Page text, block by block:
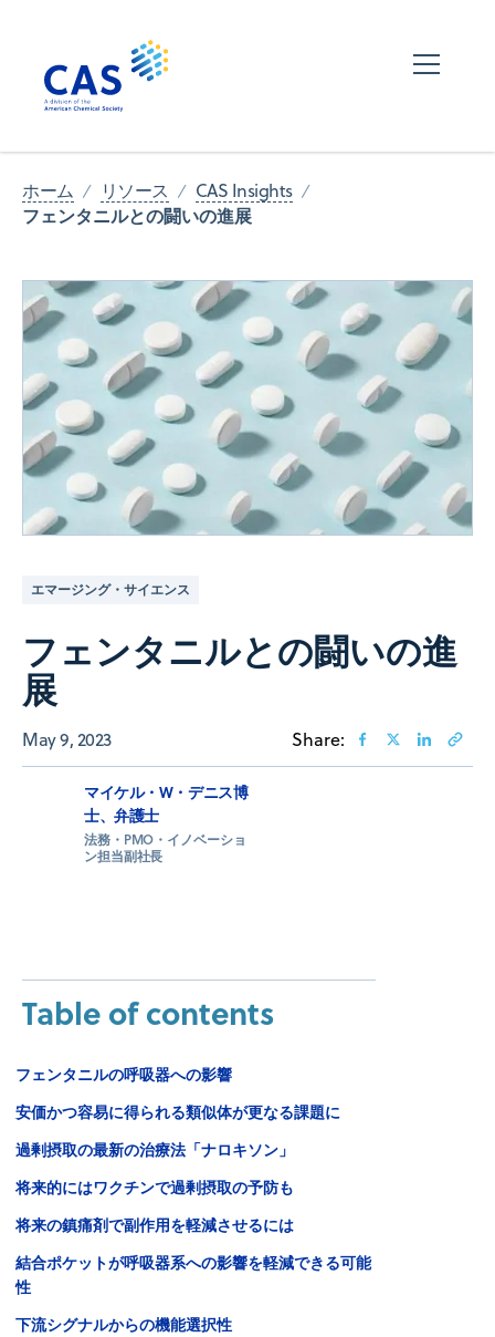
ホーム リソース CAS Insights
フェンタニルとの闘いの進展
エマージング・サイエンス
フェンタニルとの闘いの進
展
May 9, 2023 Share:
マイケル・W・デニス博
士、弁護士
法務・PMO・イノベーショ
ン担当副社長
Table of contents
フェンタニルの呼吸器への影響
安価かつ容易に得られる類似体が更なる課題に
過剰摂取の最新の治療法「ナロキソン」
将来的にはワクチンで過剰摂取の予防も
将来の鎮痛剤で副作用を軽減させるには
結合ポケットが呼吸器系への影響を軽減できる可能
性
下流シグナルからの機能選択性